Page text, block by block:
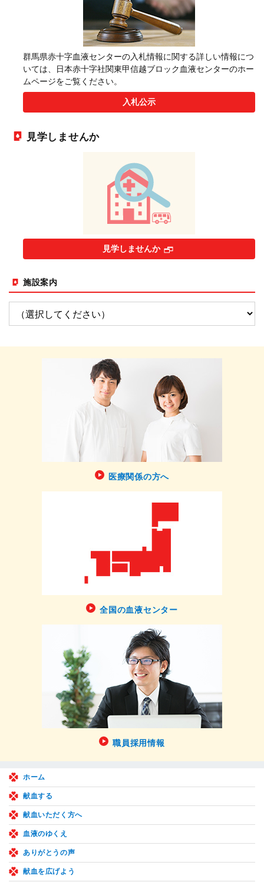
群馬県赤十字血液センターの入札情報に関する詳しい情報につ
いては、日本赤十字社関東甲信越ブロック血液センターのホー
ムページをご覧ください。
入札公示
見学しませんか
見学しませんか
施設案内
医療関係の方へ
全国の血液センター
職員採用情報
ホーム
献血する
献血いただく方へ
血液のゆくえ
ありがとうの声
献血を広げよう